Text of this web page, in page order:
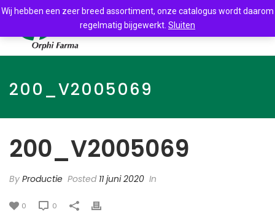
200_V2005069
200_V2005069
By Productie Posted 11 juni 2020 In
0 0
Wij hebben een zeer breed assortiment, onze catalogus wordt daarom
regelmatig bijgewerkt. Sluiten